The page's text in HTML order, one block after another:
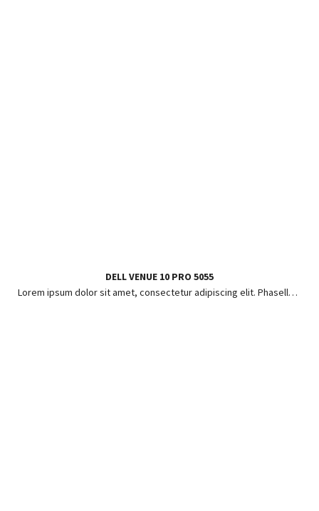
DELL VENUE 10 PRO 5055
Lorem ipsum dolor sit amet, consectetur adipiscing elit. Phasellus ut risus pharetra, posuere enim in, hendrerit lorem.